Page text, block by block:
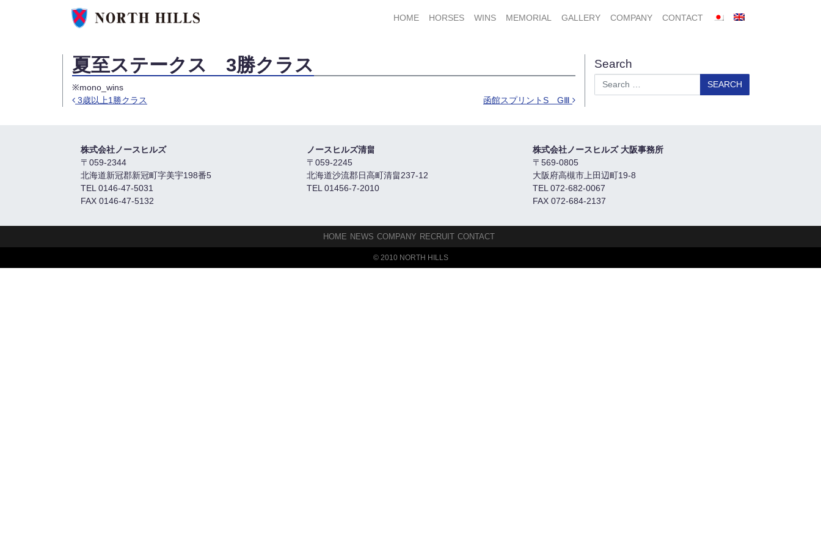
HOME
HORSES WINS MEMORIAL GALLERY COMPANY CONTACT
夏至ステークス 3勝クラス
※mono_wins
3歳以上1勝クラス 函館スプリントS GⅢ
Search
Search
株式会社ノースヒルズ
〒059-2344
北海道新冠郡新冠町字美宇198番5
TEL 0146-47-5031
FAX 0146-47-5132
ノースヒルズ清畠
〒059-2245
北海道沙流郡日高町清畠237-12
TEL 01456-7-2010
株式会社ノースヒルズ 大阪事務所
〒569-0805
大阪府高槻市上田辺町19-8
TEL 072-682-0067
FAX 072-684-2137
HOME NEWS COMPANY RECRUIT CONTACT
© 2010 NORTH HILLS